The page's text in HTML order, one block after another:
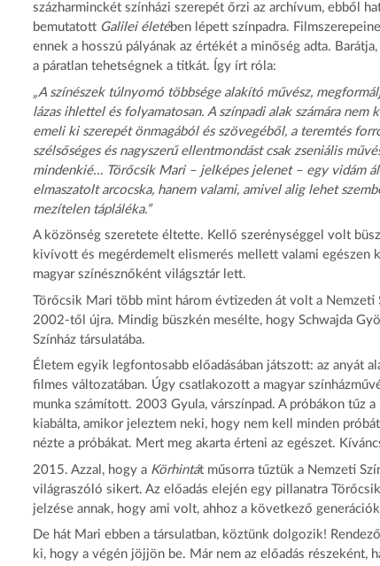
százharminckét színházi szerepét őrzi az archívum, ebből
bemutatott Galilei életében lépett színpadra.
ennek a hosszú pályának az értékét a minőség adta.
a páratlan tehetségnek a titkát. Így írt róla:
„A színészek túlnyomó többsége alakító művész,
lázas ihlettel és folyamatosan. A színpadi alak számára
emeli ki szerepét önmagából és szövegéből, a teremtés
szélsőséges és nagyszerű ellentmondást csak zseniális
mindenkié… Törőcsik Mari – jelképes jelenet – egy vidám
elmaszatolt arcocska, hanem valami, amivel alig lehet
mezítelen tápláléka.”
A közönség szeretete éltette. Kellő szerénységgel volt
kivívott és megérdemelt elismerés mellett valami egészen
magyar színésznőként világsztár lett.
Törőcsik Mari több mint három évtizeden át volt a
2002-től újra. Mindig büszkén mesélte, hogy Schwajda
Színház társulatába.
Életem egyik legfontosabb előadásában játszott: az anyát
filmes változatában. Úgy csatlakozott a magyar
munka számított. 2003 Gyula, várszínpad. A próbákon tűz
kiabálta, amikor jeleztem neki, hogy nem kell minden
nézte a próbákat. Mert meg akarta érteni az egészet.
2015. Azzal, hogy a Körhintát műsorra tűztük a Nemzeti
világraszóló sikert. Az előadás elején egy pillanatra
jelzése annak, hogy ami volt, ahhoz a következő
De hát Mari ebben a társulatban, köztünk dolgozik!
ki, hogy a végén jöjjön be. Már nem az előadás részeként,